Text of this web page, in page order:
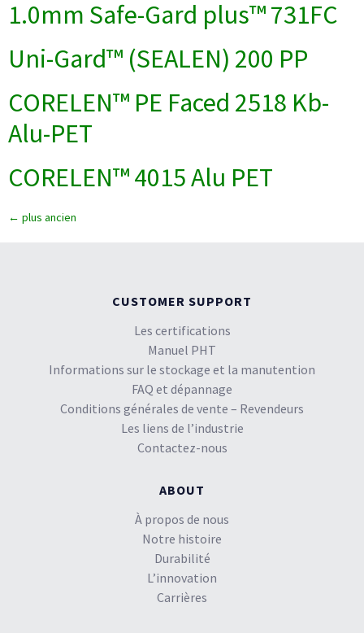
1.0mm Safe-Gard plus™ 731FC
Uni-Gard™ (SEALEN) 200 PP
CORELEN™ PE Faced 2518 Kb-
Alu-PET
CORELEN™ 4015 Alu PET
← plus ancien
CUSTOMER SUPPORT
Les certifications
Manuel PHT
Informations sur le stockage et la manutention
FAQ et dépannage
Conditions générales de vente – Revendeurs
Les liens de l’industrie
Contactez-nous
ABOUT
À propos de nous
Notre histoire
Durabilité
L’innovation
Carrières